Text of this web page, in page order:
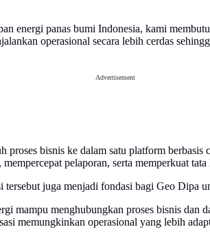
energi panas bumi Indonesia, kami
operasional secara lebih cerdas
Advertisement
bisnis ke dalam satu platform
pelaporan, serta memperkuat tata
juga menjadi fondasi bagi Geo Dipa
menghubungkan proses bisnis dan
memungkinkan operasional yang lebih